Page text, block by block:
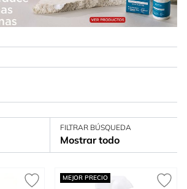
FILTRAR BÚSQUEDA
Mostrar todo
MEJOR PRECIO